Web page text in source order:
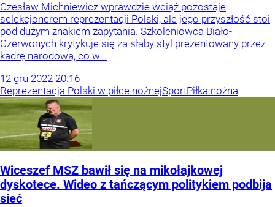
Czesław Michniewicz wprawdzie wciąż pozostaje
selekcjonerem reprezentacji Polski, ale jego przyszłość stoi
pod dużym znakiem zapytania. Szkoleniowca Biało-
Czerwonych krytykuje się za słaby styl prezentowany przez
kadrę narodową, co w...
12 gru 2022 20:16
Reprezentacja Polski w piłce nożnejSportPiłka nożna
Wiceszef MSZ bawił się na mikołajkowej
dyskotece. Wideo z tańczącym politykiem podbija
sieć